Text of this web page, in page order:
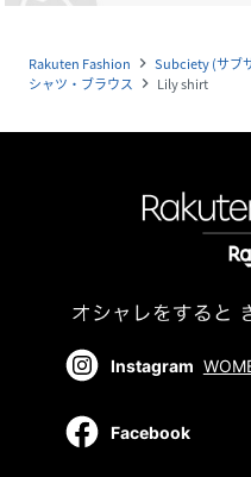
Rakuten Fashion navigate_next Subciety (サブ
シャツ・ブラウス navigate_next Lily shirt
Instagram
Facebook